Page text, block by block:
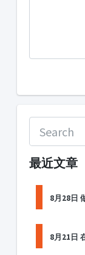
最近文章
8月28日
8月21日